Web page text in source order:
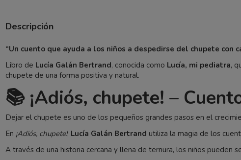
Descripción
“Un cuento que ayuda a los niños a despedirse del chupete con
Libro de Lucía Galán Bertrand, conocida como Lucía, mi pediatra,
chupete de una forma positiva y natural.
📚 ¡Adiós, chupete! –
Dejar el chupete es uno de los pequeños grandes pasos en el
En ¡Adiós, chupete!, Lucía Galán Bertrand utiliza la magia de los
A través de una historia cercana y llena de ternura, los niños pueden